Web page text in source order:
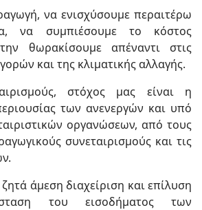
να ενισχύσουμε περαιτέρω
να συμπιέσουμε το κόστος
θωρακίσουμε απέναντι στις
και της κλιματικής αλλαγής.
στόχος μας είναι η
των ανενεργών και υπό
οργανώσεων, από τους
συνεταιρισμούς και τις
άμεση διαχείριση και επίλυση
του εισοδήματος των